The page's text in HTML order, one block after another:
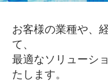
お客様の業種や、
て、
最適なソリューシ
たします。